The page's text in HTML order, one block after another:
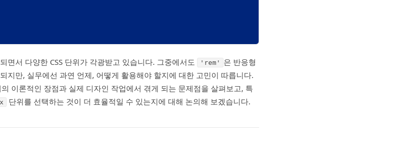
면서 다양한 CSS 단위가 각광받고 있습니다. 그중에서도 'rem'
은 반응형
지만, 실무에선 과연 언제, 어떻게 활용해야 할지에 대한 고민이 따릅니다.
의 이론적인 장점과 실제 디자인 작업에서 겪게 되는 문제점을 살펴보고, 특
단위를 선택하는 것이 더 효율적일 수 있는지에 대해 논의해 보겠습니다.